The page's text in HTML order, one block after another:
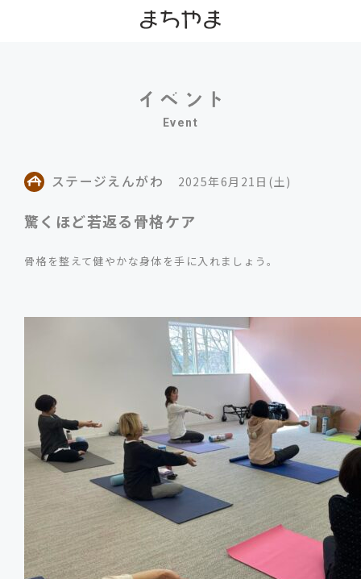
Event
ステージえんがわ 2025年6月21日(土)
驚くほど若返る骨格ケア
骨格を整えて健やかな身体を手に入れましょう。